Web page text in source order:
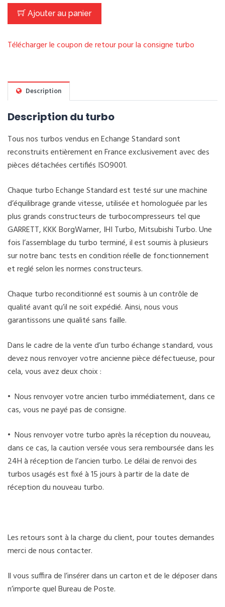
Ajouter au panier
Télécharger le coupon de retour pour la consigne turbo
Description
Description du turbo
Tous nos turbos vendus en Echange Standard sont
reconstruits entièrement en France exclusivement avec des
pièces détachées certifiés ISO9001.
Chaque turbo Echange Standard est testé sur une machine
d’équilibrage grande vitesse, utilisée et homologuée par les
plus grands constructeurs de turbocompresseurs tel que
GARRETT, KKK BorgWarner, IHI Turbo, Mitsubishi Turbo. Une
fois l’assemblage du turbo terminé, il est soumis à plusieurs
sur notre banc tests en condition réelle de fonctionnement
et reglé selon les normes constructeurs.
Chaque turbo reconditionné est soumis à un contrôle de
qualité avant qu’il ne soit expédié. Ainsi, nous vous
garantissons une qualité sans faille.
Dans le cadre de la vente d’un turbo échange standard, vous
devez nous renvoyer votre ancienne pièce défectueuse, pour
cela, vous avez deux choix :
• Nous renvoyer votre ancien turbo immédiatement, dans ce
cas, vous ne payé pas de consigne.
• Nous renvoyer votre turbo après la réception du nouveau,
dans ce cas, la caution versée vous sera remboursée dans les
24H à réception de l’ancien turbo. Le délai de renvoi des
turbos usagés est fixé à 15 jours à partir de la date de
réception du nouveau turbo.
Les retours sont à la charge du client, pour toutes demandes
merci de nous contacter.
Il vous suffira de l’insérer dans un carton et de le déposer dans
n’importe quel Bureau de Poste.